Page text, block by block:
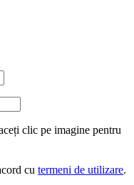
clic pe imagine pentru
cu termeni de utilizare.